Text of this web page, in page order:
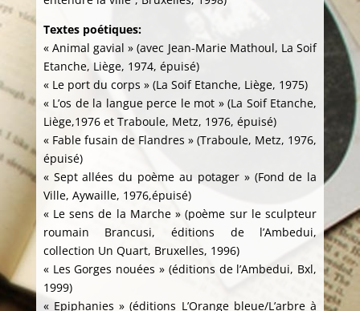
Textes poétiques:
« Animal gavial » (avec Jean-Marie Mathoul, La Soif
Etanche, Liège, 1974, épuisé)
« Le port du corps » (La Soif Etanche, Liège, 1975)
« L’os de la langue perce le mot » (La Soif Etanche,
Liège,1976 et Traboule, Metz, 1976, épuisé)
« Fable fusain de Flandres » (Traboule, Metz, 1976,
épuisé)
« Sept allées du poème au potager » (Fond de la
Ville, Aywaille, 1976,épuisé)
« Le sens de la Marche » (poème sur le sculpteur
roumain Brancusi, éditions de l’Ambedui,
collection Un Quart, Bruxelles, 1996)
« Les Gorges nouées » (éditions de l’Ambedui, Bxl,
1999)
« Epiphanies » (éditions L’Orange bleue/L’arbre à